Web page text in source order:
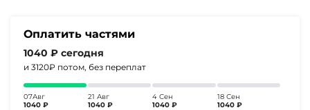
Оплатить частями
1040 ₽ сегодня
и 3120₽ потом, без переплат
07Авг
1040 ₽
21 Авг
1040 ₽
4 Сен
1040 ₽
18 Сен
1040 ₽